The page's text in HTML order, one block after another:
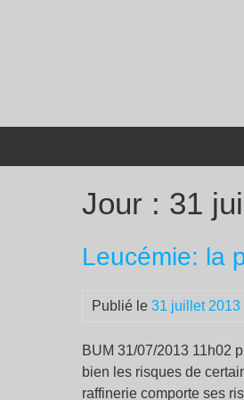
Jour : 31
Leucémie: la
Publié le 31 juillet 2013
BUM 31/07/2013 11h02
bien les risques de
raffinerie comporte ses